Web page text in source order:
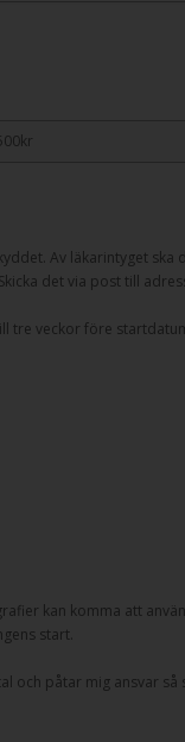
Av läkarintyget ska
det via post till
tre veckor före
kan komma att
start.
och påtar mig ansvar